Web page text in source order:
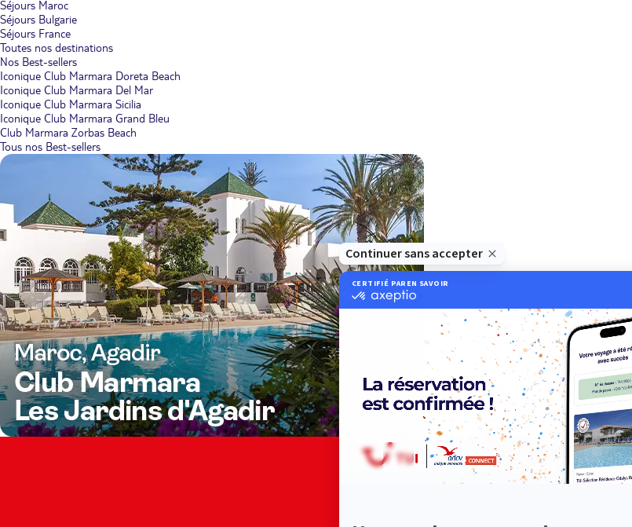
Séjours Maroc
Séjours Bulgarie
Séjours France
Toutes nos destinations
Nos Best-sellers
Iconique Club Marmara Doreta Beach
Iconique Club Marmara Del Mar
Iconique Club Marmara Sicilia
Iconique Club Marmara Grand Bleu
Club Marmara Zorbas Beach
Tous nos Best-sellers